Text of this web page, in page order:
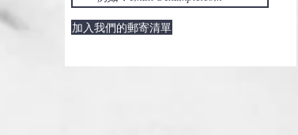
加入我們的郵寄清單